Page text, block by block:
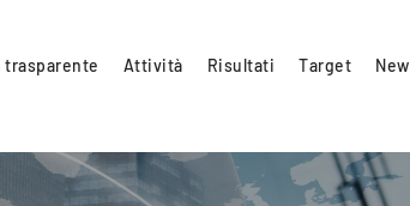
trasparente Attività Risultati Target